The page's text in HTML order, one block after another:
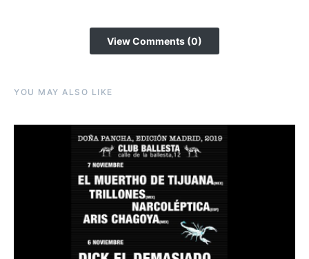
View Comments (0)
YOU MAY ALSO LIKE